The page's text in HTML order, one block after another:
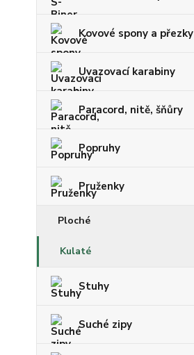
Kovové spony a přezky
Uvazovací karabiny
Paracord, nitě, šňůry
Popruhy
Pruženky
Ploché
Kulaté
Stuhy
Suché zipy